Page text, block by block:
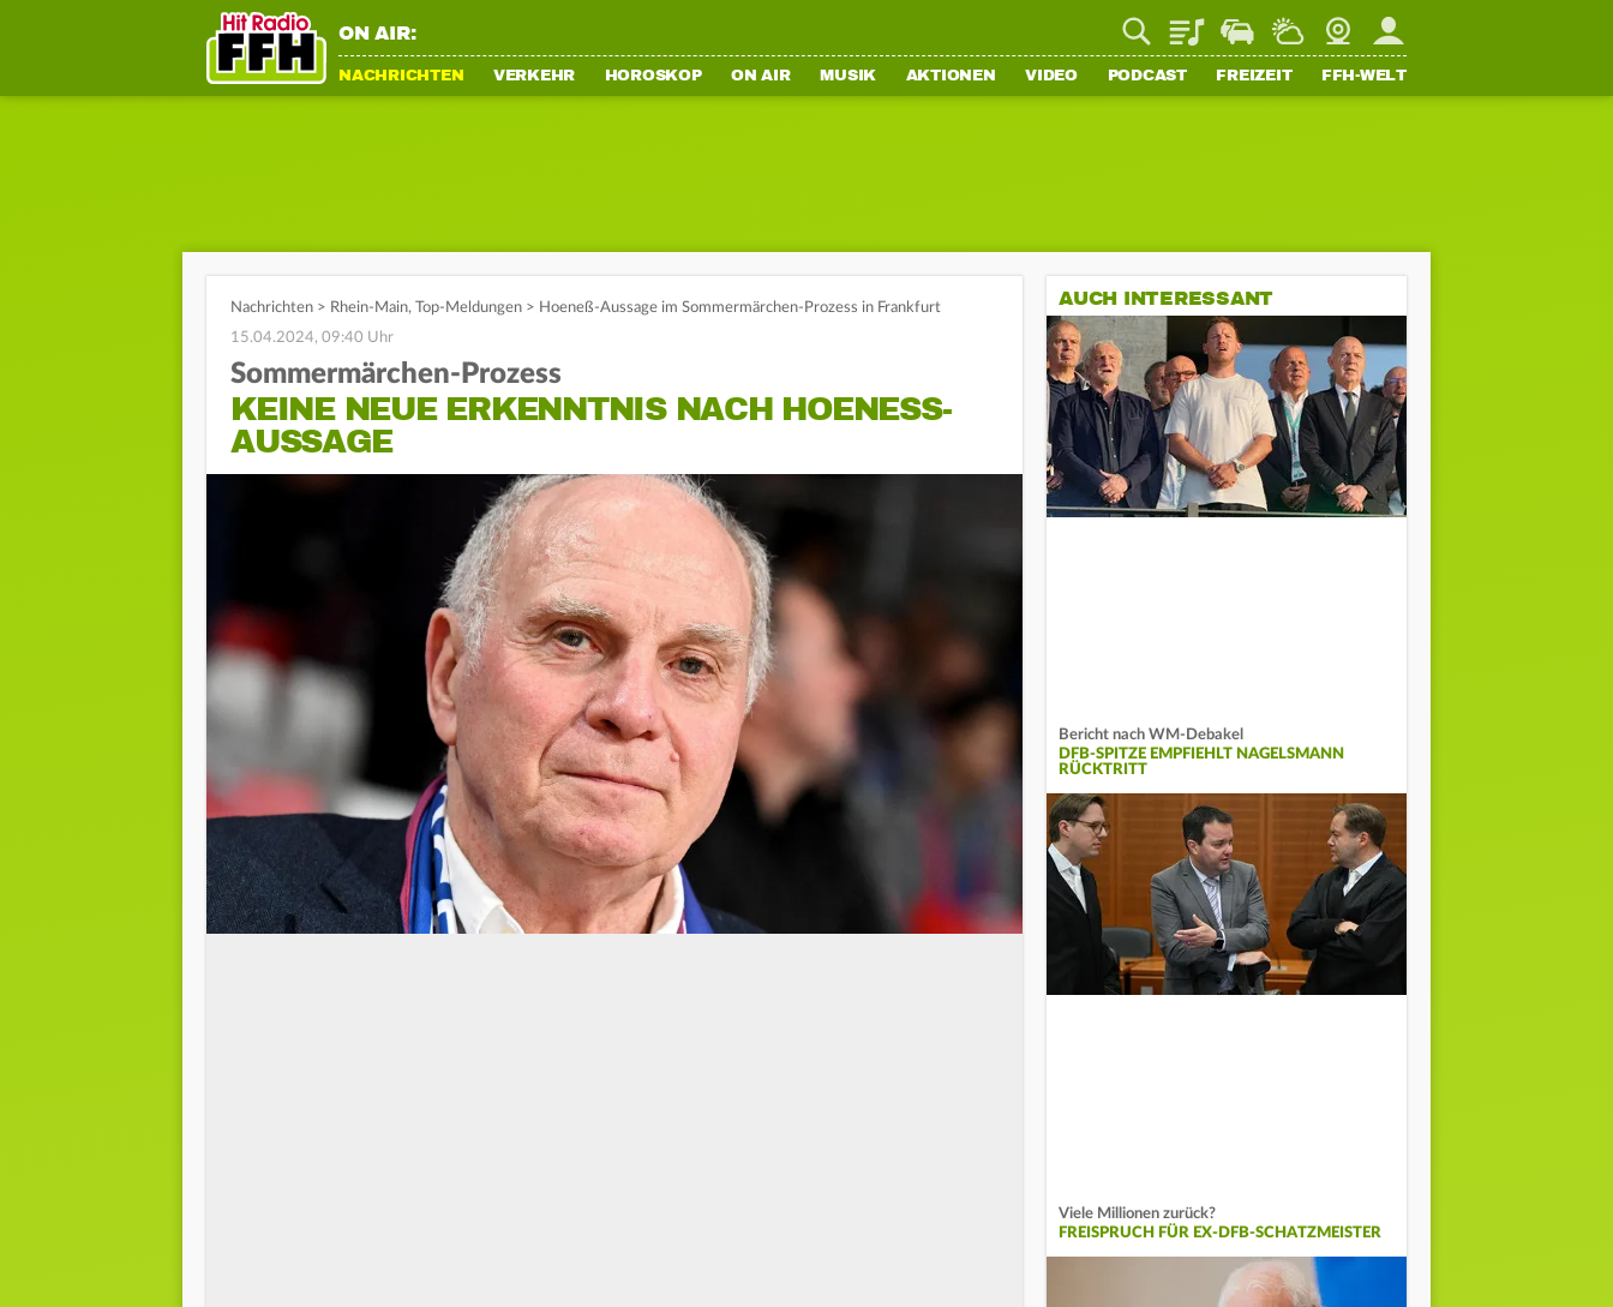
ON AIR: PlaylistStaupilotWetterWebcamMein FFH
NACHRICHTEN VERKEHR HOROSKOP ON AIR MUSIK AKTIONEN VIDEO PODCAST FREIZEIT FFH-WELT
Nachrichten > Rhein-Main, Top-Meldungen > Hoeneß-Aussage im Sommermärchen-Prozess in Frankfurt
15.04.2024, 09:40 Uhr
Sommermärchen-Prozess
KEINE NEUE ERKENNTNIS NACH HOENESS-A
USSAGE
AUCH INTERESSANT
Bericht nach WM-Debakel
DFB-SPITZE EMPFIEHLT NAGELSMANN
RÜCKTRITT
Viele Millionen zurück?
FREISPRUCH FÜR EX-DFB-SCHATZMEISTER